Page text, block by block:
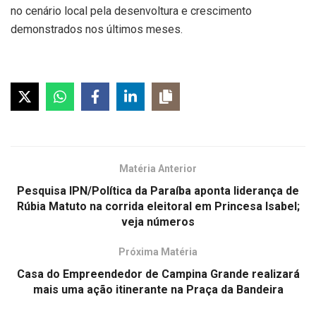
no cenário local pela desenvoltura e crescimento
demonstrados nos últimos meses.
Matéria Anterior
Pesquisa IPN/Política da Paraíba aponta liderança de
Rúbia Matuto na corrida eleitoral em Princesa Isabel;
veja números
Próxima Matéria
Casa do Empreendedor de Campina Grande realizará
mais uma ação itinerante na Praça da Bandeira